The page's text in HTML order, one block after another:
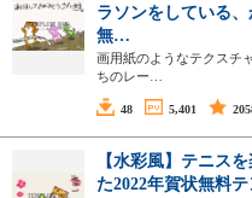
ラソンをしている
無…
画用紙のようなテクスチ
ちのレー…
48 5,401
【水彩風】テニス
た2022年賀状無料テ